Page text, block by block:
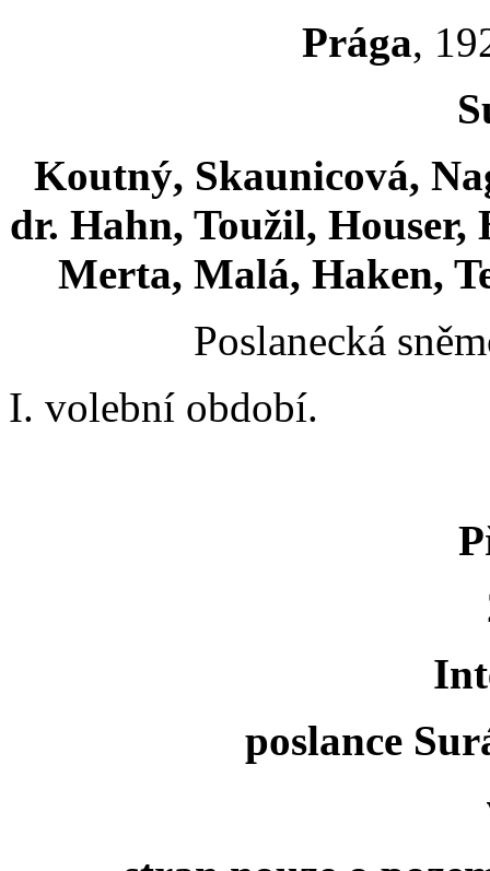
Prága,
Koutný, Skaunicová,
dr. Hahn, Toužil,
Merta, Malá, Haken,
Poslanecká
I. volební období.
poslance